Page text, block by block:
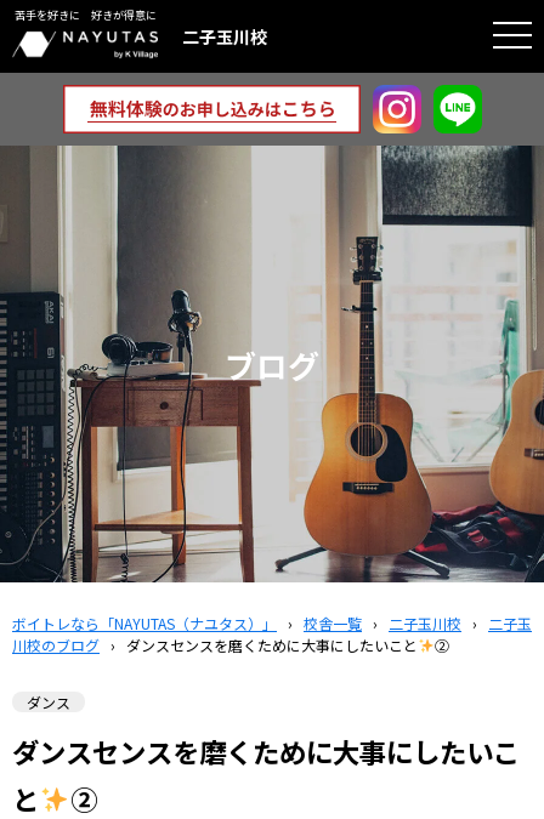
苦手を好きに 好きが得意に
二子玉川校
ブログ
ボイトレなら「NAYUTAS（ナユタス）」 › 校舎一覧 › 二子玉川校 ›
二子玉
川校のブログ › ダンスセンスを磨くために大事にしたいこと ②
ダンス
ダンスセンスを磨くために大事にしたいこ
と
②